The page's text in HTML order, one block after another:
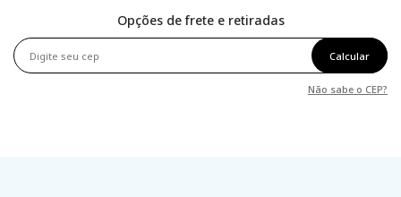
Opções de frete e retiradas
Calcular
Não sabe o CEP?